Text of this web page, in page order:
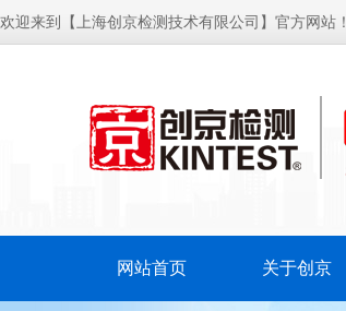
欢迎来到【上海创京检测技术有限公司】官方网站！
网站首页 关于创京